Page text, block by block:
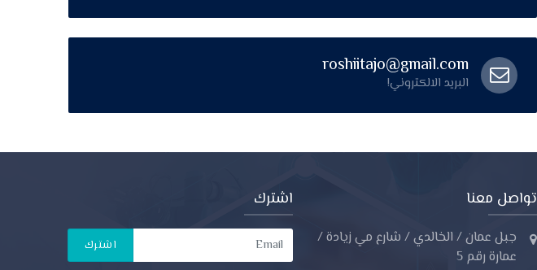
roshiitajo@gmail.com
البريد الالكتروني!
تواصل معنا
جبل عمان / الخالدي / شارع مي زيادة /
عمارة رقم 5
اشترك
اشترك